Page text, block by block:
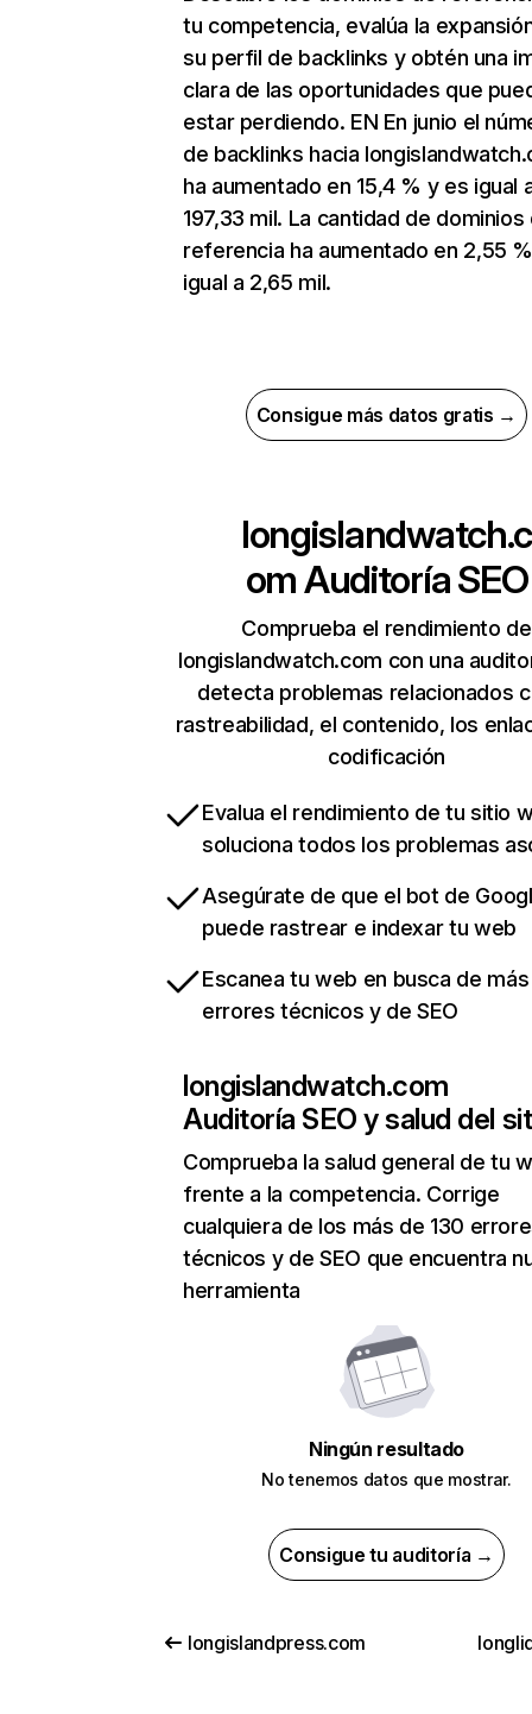
tu competencia, evalúa la
su perfil de backlinks y obtén una
clara de las oportunidades que
estar perdiendo. EN En junio el
de backlinks hacia
ha aumentado en 15,4 % y es igual
197,33 mil. La cantidad de dominios
referencia ha aumentado en 2,55
igual a 2,65 mil.
Consigue más datos gratis →
longislandwatch.c
omAuditoría SEO
Comprueba el rendimiento de
longislandwatch.com con una
detecta problemas relacionados
rastreabilidad, el contenido, los
codificación
Evalua el rendimiento de tu sitio
soluciona todos los problemas
Asegúrate de que el bot de
puede rastrear e indexar tu web
Escanea tu web en busca de
errores técnicos y de SEO
longislandwatch.com
Auditoría SEO y salud del
Comprueba la salud general de tu
frente a la competencia. Corrige
cualquiera de los más de 130
técnicos y de SEO que encuentra
herramienta
Ningún resultado
No tenemos datos que mostrar.
Consigue tu auditoría →
longislandpress.com